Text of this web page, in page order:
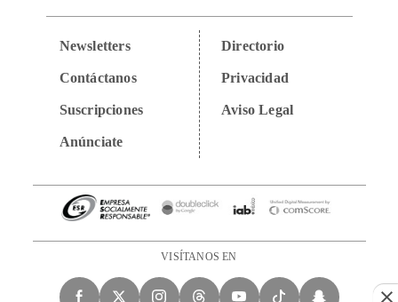
Newsletters
Contáctanos
Suscripciones
Anúnciate
Directorio
Privacidad
Aviso Legal
VISÍTANOS EN